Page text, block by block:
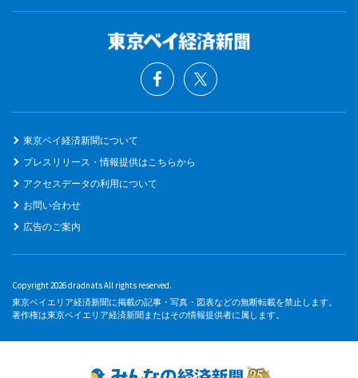
東京ベイ経済新聞について
プレスリリース・情報提供はこちらから
アクセスデータの利用について
お問い合わせ
広告のご案内
Copyright 2026 dradnats All rights reserved.
東京ベイエリア経済新聞に掲載の記事・写真・図表などの無断転載を禁止します。
著作権は東京ベイエリア経済新聞またはその情報提供者に属します。